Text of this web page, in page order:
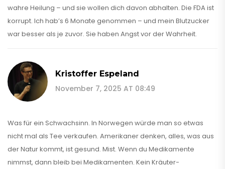
wahre Heilung – und sie wollen dich davon abhalten. Die FDA ist
korrupt. Ich hab’s 6 Monate genommen – und mein Blutzucker
war besser als je zuvor. Sie haben Angst vor der Wahrheit.
Kristoffer Espeland
November 7, 2025 AT 08:49
Was für ein Schwachsinn. In Norwegen würde man so etwas
nicht mal als Tee verkaufen. Amerikaner denken, alles, was aus
der Natur kommt, ist gesund. Mist. Wenn du Medikamente
nimmst, dann bleib bei Medikamenten. Kein Kräuter-